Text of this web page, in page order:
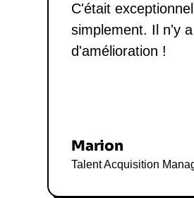
C'était
simplement. Il n'y
d'amélioration !
Marion
Talent Acquisition